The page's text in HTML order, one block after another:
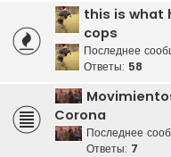
this is what
cops
Последнее
Ответы: 58
Corona
Последнее
Ответы: 7